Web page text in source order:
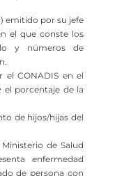
emitido por su jefe
el que conste los
y números de
el CONADIS en el
el porcentaje de la
de hijos/hijas del
de Salud
enfermedad
de persona con